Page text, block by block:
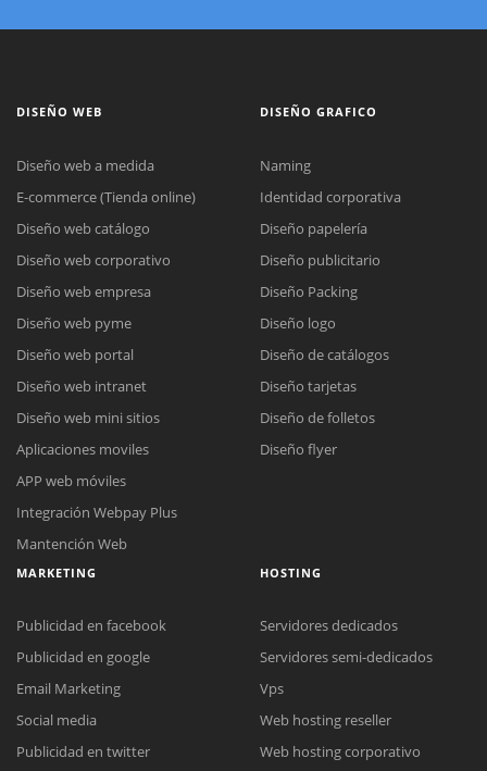
DISEÑO WEB
Diseño web a medida
E-commerce (Tienda online)
Diseño web catálogo
Diseño web corporativo
Diseño web empresa
Diseño web pyme
Diseño web portal
Diseño web intranet
Diseño web mini sitios
Aplicaciones moviles
APP web móviles
Integración Webpay Plus
Mantención Web
DISEÑO GRAFICO
Naming
Identidad corporativa
Diseño papelería
Diseño publicitario
Diseño Packing
Diseño logo
Diseño de catálogos
Diseño tarjetas
Diseño de folletos
Diseño flyer
MARKETING
Publicidad en facebook
Publicidad en google
Email Marketing
Social media
Publicidad en twitter
HOSTING
Servidores dedicados
Servidores semi-dedicados
Vps
Web hosting reseller
Web hosting corporativo